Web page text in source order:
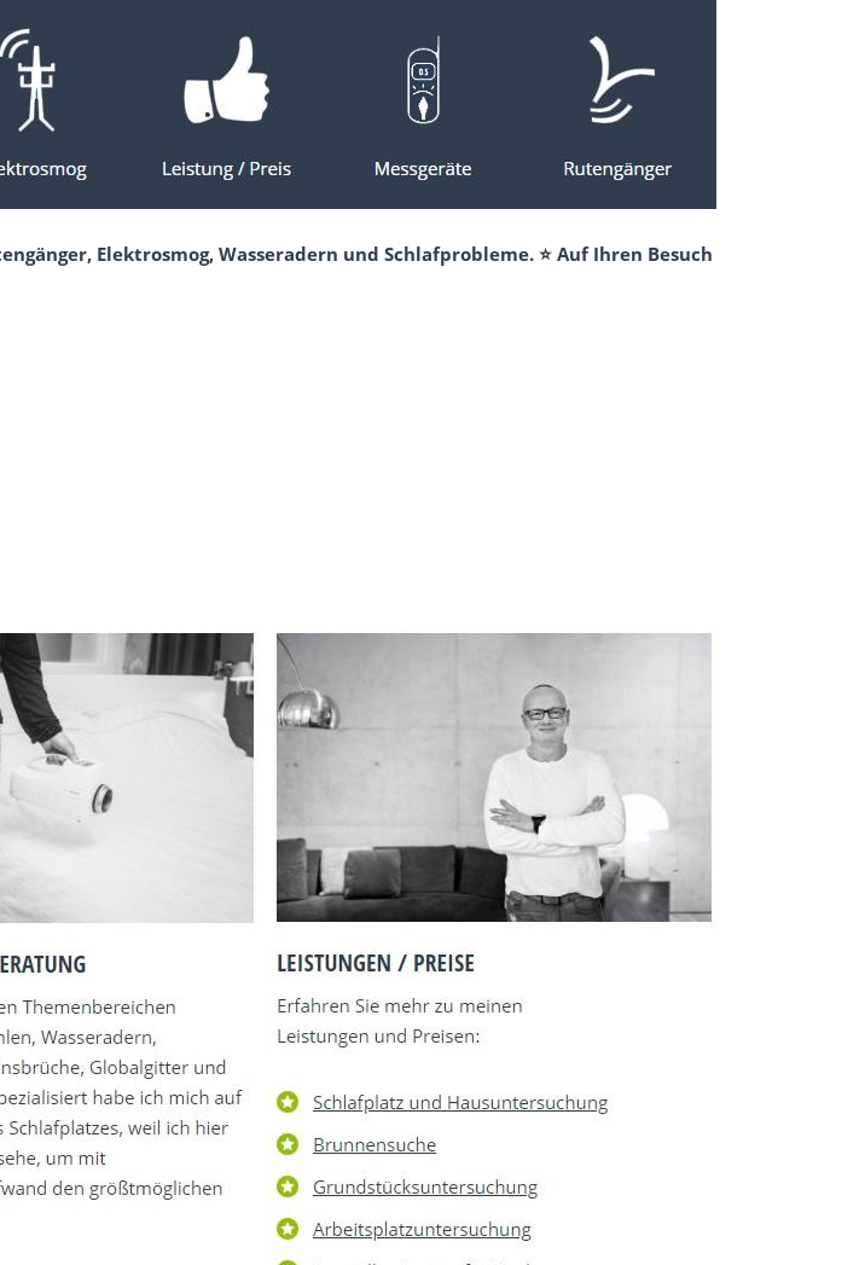
Elektrosmog, Wasseradern und Schlafprobleme. ⭐ Auf Ihren Besuch